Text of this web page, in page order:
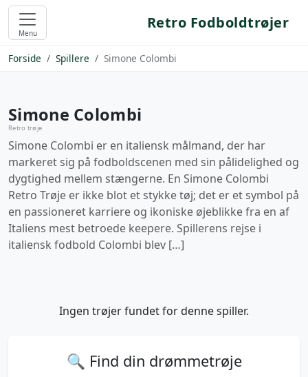
Menu
Retro Fodboldtrøjer
Forside Spillere Simone Colombi
Simone Colombi
Retro trøje
Simone Colombi er en italiensk målmand, der har
markeret sig på fodboldscenen med sin pålidelighed og
dygtighed mellem stængerne. En Simone Colombi
Retro Trøje er ikke blot et stykke tøj; det er et symbol på
en passioneret karriere og ikoniske øjeblikke fra en af
Italiens mest betroede keepere. Spillerens rejse i
italiensk fodbold Colombi blev […]
Ingen trøjer fundet for denne spiller.
🔍 Find din drømmetrøje